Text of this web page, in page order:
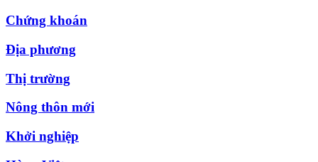
Chứng khoán
Địa phương
Thị trường
Nông thôn mới
Khởi nghiệp